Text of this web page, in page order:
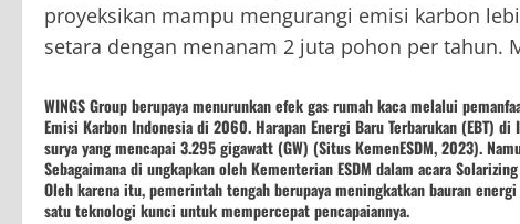
proyeksikan mampu mengurangi emisi karbon
setara dengan menanam 2 juta pohon per tahun.
WINGS Group berupaya menurunkan efek gas rumah kaca melalui
Emisi Karbon Indonesia di 2060. Harapan Energi Baru Terbarukan (EBT)
surya yang mencapai 3.295 gigawatt (GW) (Situs KemenESDM, 2023).
Sebagaimana di ungkapkan oleh Kementerian ESDM dalam acara
Oleh karena itu, pemerintah tengah berupaya meningkatkan bauran
satu teknologi kunci untuk mempercepat pencapaiannya.